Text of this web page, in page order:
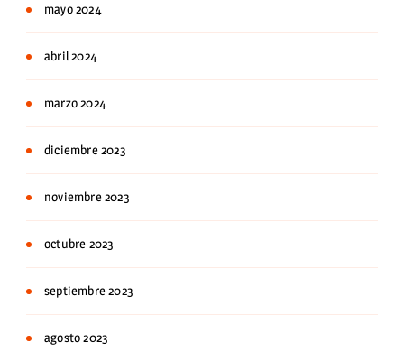
mayo 2024
abril 2024
marzo 2024
diciembre 2023
noviembre 2023
octubre 2023
septiembre 2023
agosto 2023